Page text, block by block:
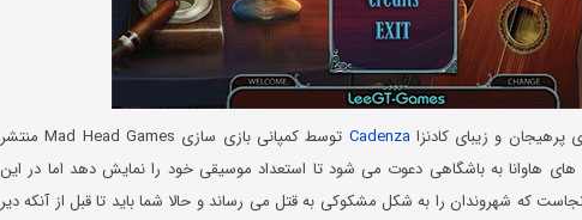
و زیبای کادنزاCadenza
توسط کمپانی بازی سازی Mad Head Games منتشر
های هاوانا به باشگاهی دعوت می شود تا استعداد موسیقی خود را نمایش دهد اما در این
که شهروندان را به شکل مشکوکی به قتل می رساند و حالا شما باید تا قبل از آنکه دیر